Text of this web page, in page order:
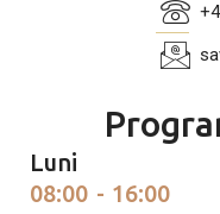
Luni
08:00 - 16:00